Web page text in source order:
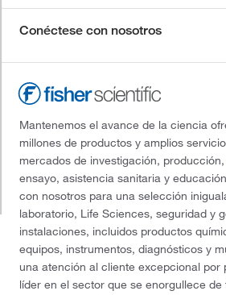
Conéctese con nosotros
Mantenemos el avance de la ciencia
millones de productos y amplios
mercados de investigación,
ensayo, asistencia sanitaria y
con nosotros para una selección
laboratorio, Life Sciences, seguridad y
instalaciones, incluidos productos
equipos, instrumentos, diagnósticos y
una atención al cliente excepcional por
líder en el sector que se enorgullece de